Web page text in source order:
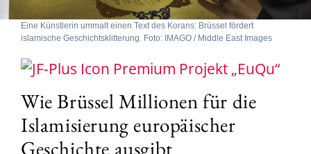
Eine Künstlerin ummalt einen Text des Korans: Brüssel fördert
islamische Geschichtsklitterung. Foto: IMAGO / Middle East Images
Projekt „EuQu“
Wie Brüssel Millionen für die
Islamisierung europäischer
Geschichte ausgibt